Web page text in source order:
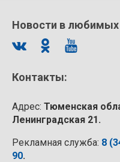
Новости в любимых
Контакты:
Адрес: Тюменская
Ленинградская 21.
Рекламная служба: 8
90.